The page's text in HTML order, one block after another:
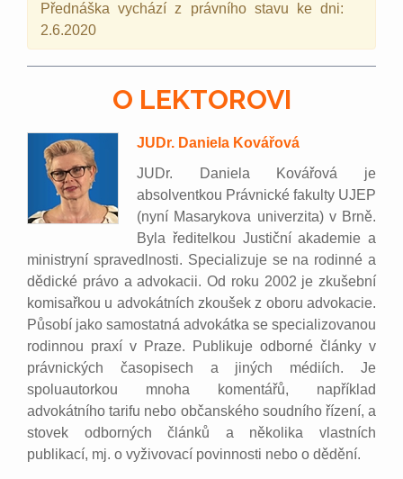
Přednáška vychází z právního stavu ke dni:
2.6.2020
O LEKTOROVI
JUDr. Daniela Kovářová
JUDr. Daniela Kovářová je
absolventkou Právnické fakulty UJEP
(nyní Masarykova univerzita) v Brně.
Byla ředitelkou Justiční akademie a
ministryní spravedlnosti. Specializuje se na rodinné a
dědické právo a advokacii. Od roku 2002 je zkušební
komisařkou u advokátních zkoušek z oboru advokacie.
Působí jako samostatná advokátka se specializovanou
rodinnou praxí v Praze. Publikuje odborné články v
právnických časopisech a jiných médiích. Je
spoluautorkou mnoha komentářů, například
advokátního tarifu nebo občanského soudního řízení, a
stovek odborných článků a několika vlastních
publikací, mj. o vyživovací povinnosti nebo o dědění.